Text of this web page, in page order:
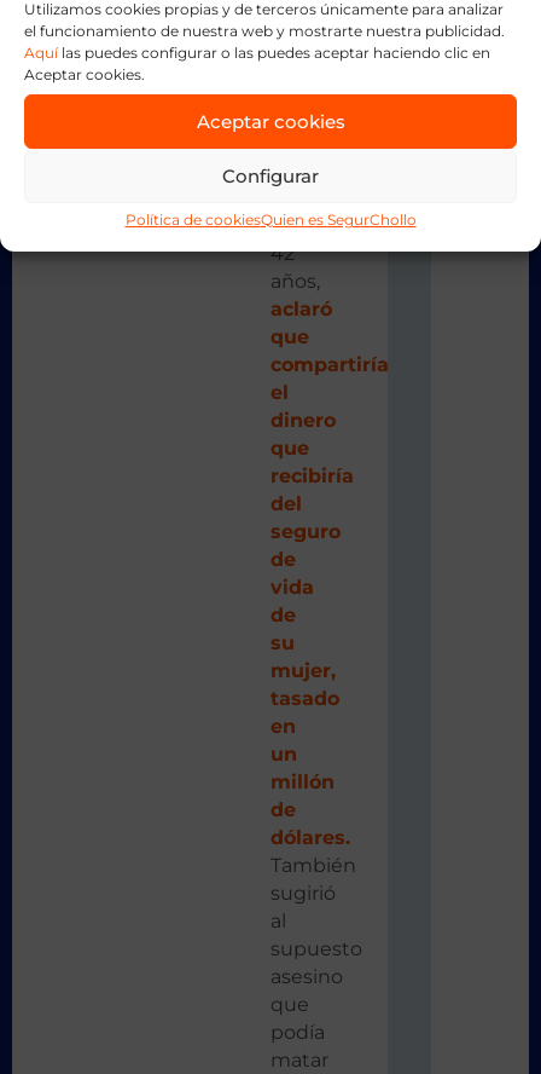
Utilizamos cookies propias y de terceros únicamente para analizar
el funcionamiento de nuestra web y mostrarte nuestra publicidad.
Aquílas puedes configurar o las puedes aceptar haciendo clic en
Aceptar cookies.
Aceptar cookies
Configurar
Política de cookiesQuien es SegurChollo
e
S
g
e
En
el
texto
“Shayne”,
de
42
años,
aclaró
que
compartiría
el
dinero
que
recibiría
del
seguro
de
vida
de
su
mujer,
tasado
en
un
millón
de
dólares.
También
sugirió
al
supuesto
asesino
que
podía
matar